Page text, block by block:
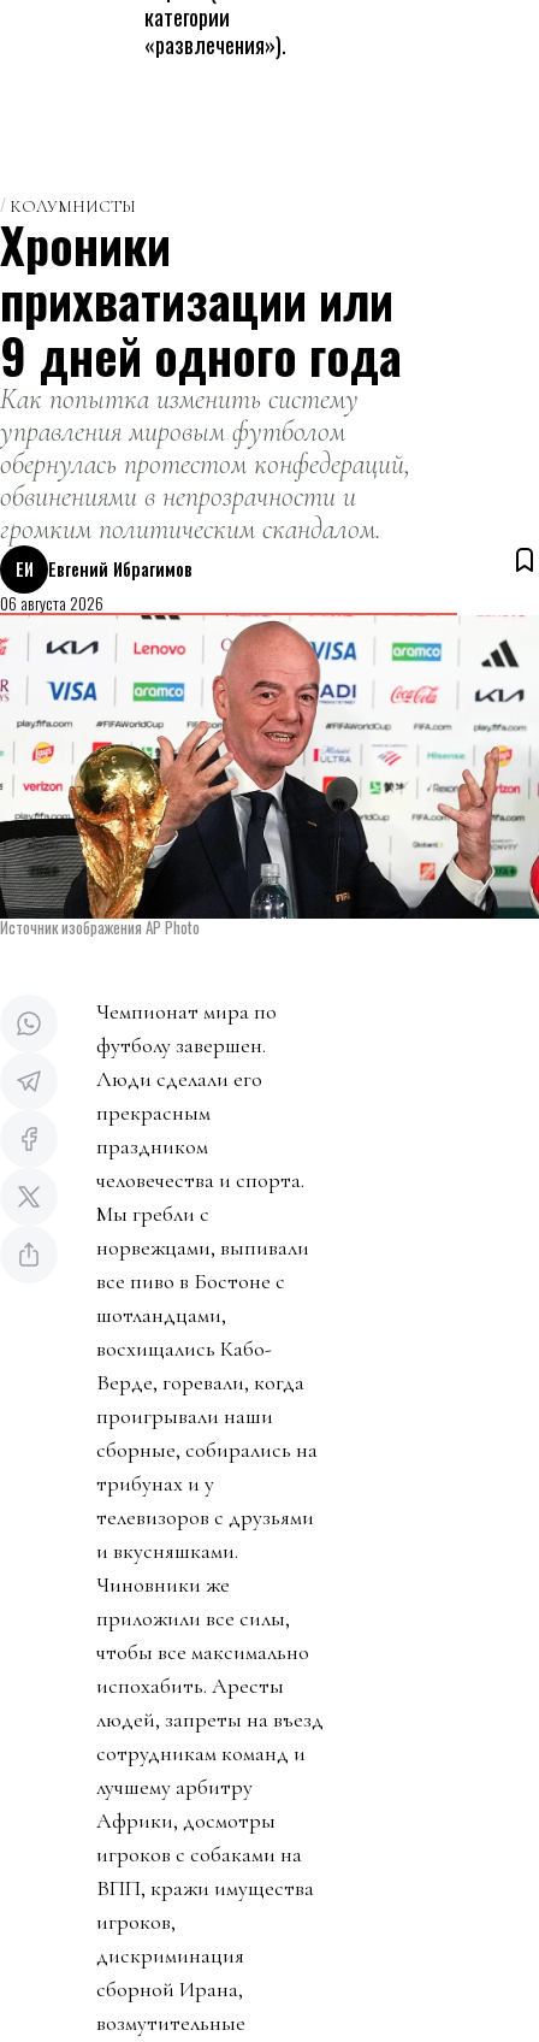
категории
«развлечения»).
КОЛУМНИСТЫ
Хроники
прихватизации или
9 дней одного года
Как попытка изменить систему
управления мировым футболом
обернулась протестом конфедераций,
обвинениями в непрозрачности и
громким политическим скандалом.
ЕИ
Евгений Ибрагимов
06 августа 2026
Источник изображения AP Photo
Чемпионат мира по
футболу завершен.
Люди сделали его
прекрасным
праздником
человечества и спорта.
Мы гребли с
норвежцами, выпивали
все пиво в Бостоне с
шотландцами,
восхищались Кабо-
Верде, горевали, когда
проигрывали наши
сборные, собирались на
трибунах и у
телевизоров с друзьями
и вкусняшками.
Чиновники же
приложили все силы,
чтобы все максимально
испохабить. Аресты
людей, запреты на въезд
сотрудникам команд и
лучшему арбитру
Африки, досмотры
игроков с собаками на
ВПП, кражи имущества
игроков,
дискриминация
сборной Ирана,
возмутительные